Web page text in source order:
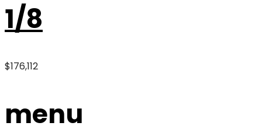
1/8
$176,112
menu